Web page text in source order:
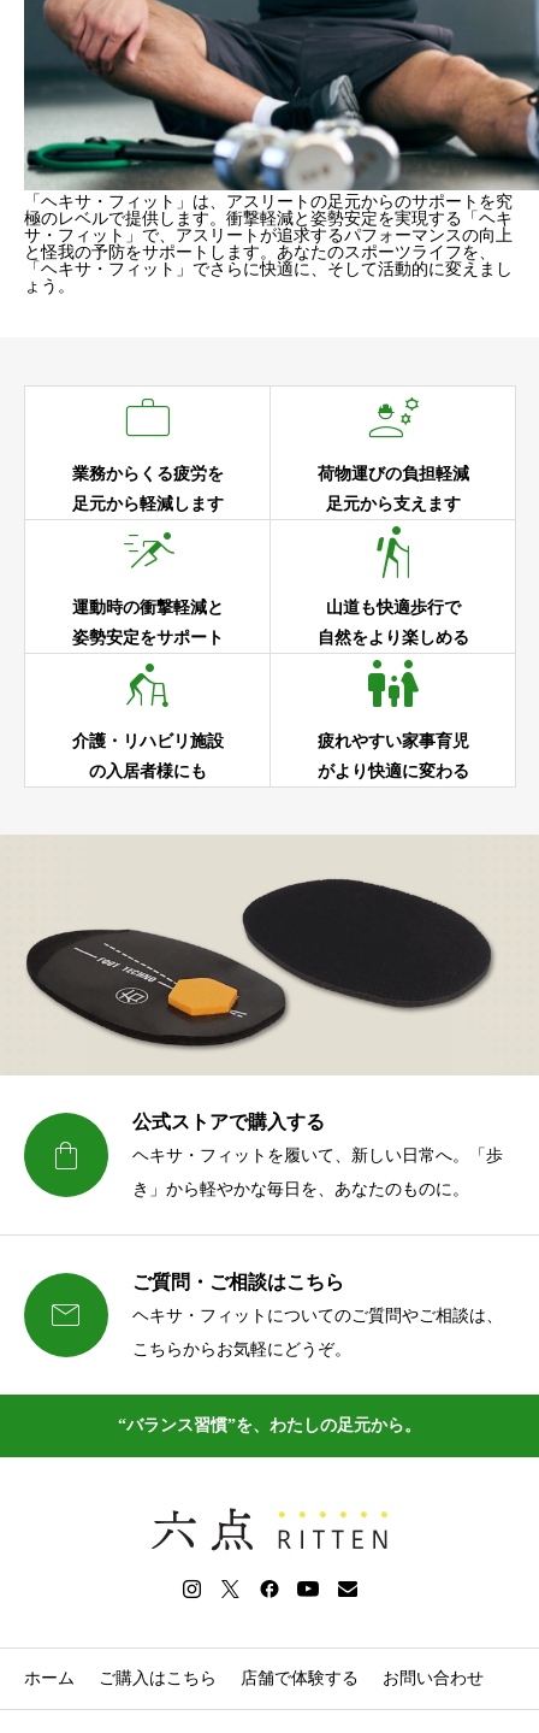
「ヘキサ・フィット」は、アスリートの足元からのサポートを究
極のレベルで提供します。衝撃軽減と姿勢安定を実現する「ヘキ
サ・フィット」で、アスリートが追求するパフォーマンスの向上
と怪我の予防をサポートします。あなたのスポーツライフを、
「ヘキサ・フィット」でさらに快適に、そして活動的に変えまし
ょう。

業務からくる疲労を
足元から軽減します

荷物運びの負担軽減
足元から支えます

運動時の衝撃軽減と
姿勢安定をサポート

山道も快適歩行で
自然をより楽しめる

介護・リハビリ施設
の入居者様にも

疲れやすい家事育児
がより快適に変わる

公式ストアで購入する
ヘキサ・フィットを履いて、新しい日常へ。「歩
き」から軽やかな毎日を、あなたのものに。

ご質問・ご相談はこちら
ヘキサ・フィットについてのご質問やご相談は、
こちらからお気軽にどうぞ。
“バランス習慣”を、わたしの足元から。
ホーム ご購入はこちら 店舗で体験する お問い合わせ